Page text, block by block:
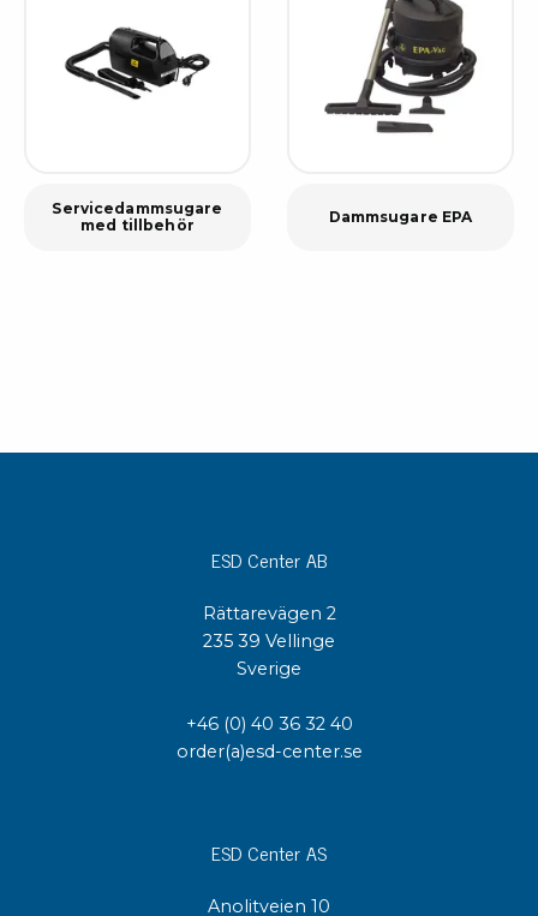
Servicedammsugare
med tillbehör
Dammsugare EPA
ESD Center AB
Rättarevägen 2
235 39 Vellinge
Sverige
+46 (0) 40 36 32 40
order(a)esd-center.se
ESD Center AS
Anolitveien 10